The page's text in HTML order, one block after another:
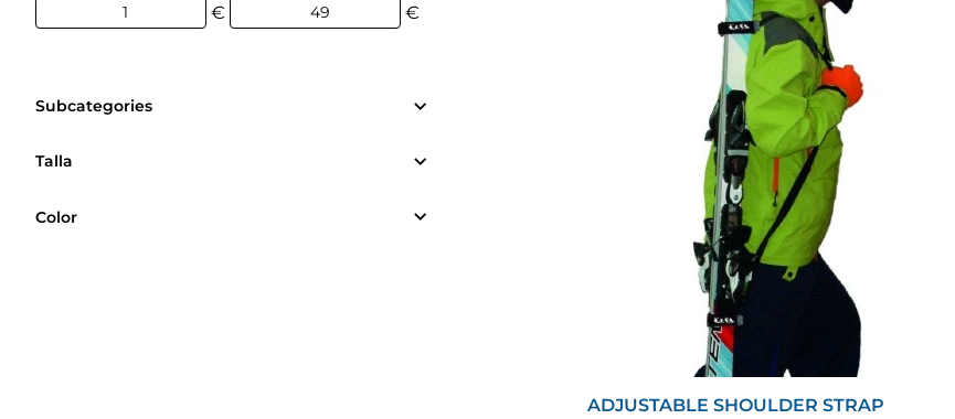
€ €
Subcategories
Talla
Color
ADJUSTABLE SHOULDER STRAP